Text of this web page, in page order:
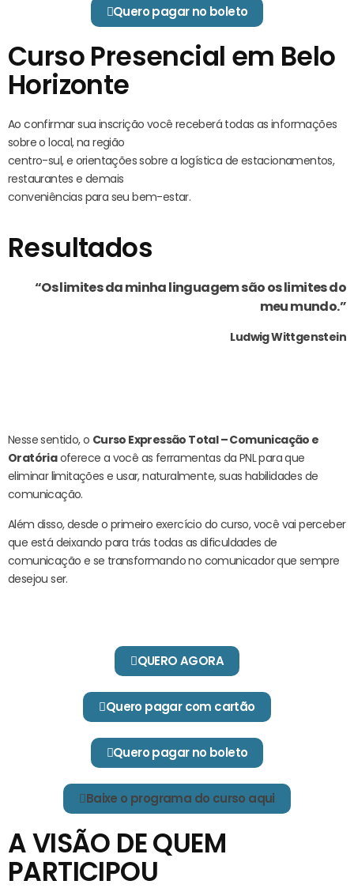
Quero pagar no boleto
Curso Presencial em Belo
Horizonte
Ao confirmar sua inscrição você receberá todas as informações
sobre o local, na região
centro-sul, e orientações sobre a logística de estacionamentos,
restaurantes e demais
conveniências para seu bem-estar.
Resultados
“Os limites da minha linguagem são os limites do
meu mundo.”
Ludwig Wittgenstein
Nesse sentido, o Curso Expressão Total – Comunicação e
Oratóriaoferece a você as ferramentas da PNL para que
eliminar limitações e usar, naturalmente, suas habilidades de
comunicação.
Além disso, desde o primeiro exercício do curso, você vai perceber
que está deixando para trás todas as dificuldades de
comunicação e se transformando no comunicador que sempre
desejou ser.
QUERO AGORA
Quero pagar com cartão
Quero pagar no boleto
Baixe o programa do curso aqui
A VISÃO DE QUEM
PARTICIPOU